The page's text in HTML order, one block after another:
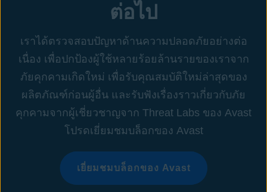
ต่อไป
เราได้ตรวจสอบปัญหาด้านความปลอดภัยอย่างต่อ
เนื่อง เพื่อปกป้องผู้ใช้หลายร้อยล้านรายของเราจาก
ภัยคุกคามเกิดใหม่ เพื่อรับคุณสมบัติใหม่ล่าสุดของ
ผลิตภัณฑ์ก่อนผู้อื่น และรับฟังเรื่องราวเกี่ยวกับภัย
คุกคามจากผู้เชี่ยวชาญจาก Threat Labs ของ Avast
โปรดเยี่ยมชมบล็อกของ Avast
เยี่ยมชมบล็อกของ Avast